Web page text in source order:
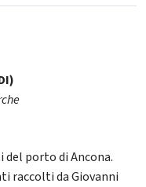
del porto di Ancona.
raccolti da Giovanni